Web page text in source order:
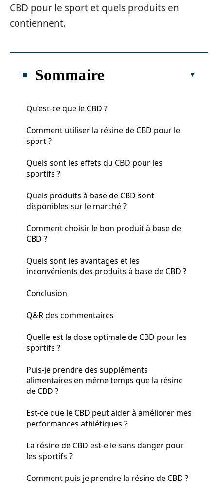
CBD pour le sport et quels produits en
contiennent.
Sommaire
Qu’est-ce que le CBD ?
Comment utiliser la résine de CBD pour le
sport ?
Quels sont les effets du CBD pour les
sportifs ?
Quels produits à base de CBD sont
disponibles sur le marché ?
Comment choisir le bon produit à base de
CBD ?
Quels sont les avantages et les
inconvénients des produits à base de CBD ?
Conclusion
Q&R des commentaires
Quelle est la dose optimale de CBD pour les
sportifs ?
Puis-je prendre des suppléments
alimentaires en même temps que la résine
de CBD ?
Est-ce que le CBD peut aider à améliorer mes
performances athlétiques ?
La résine de CBD est-elle sans danger pour
les sportifs ?
Comment puis-je prendre la résine de CBD ?